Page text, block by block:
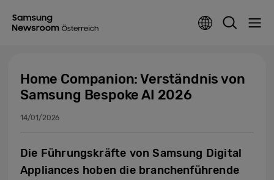
Home Companion: Verständnis von
Samsung Bespoke AI 2026
14/01/2026
Die Führungskräfte von Samsung Digital
Appliances hoben die branchenführende